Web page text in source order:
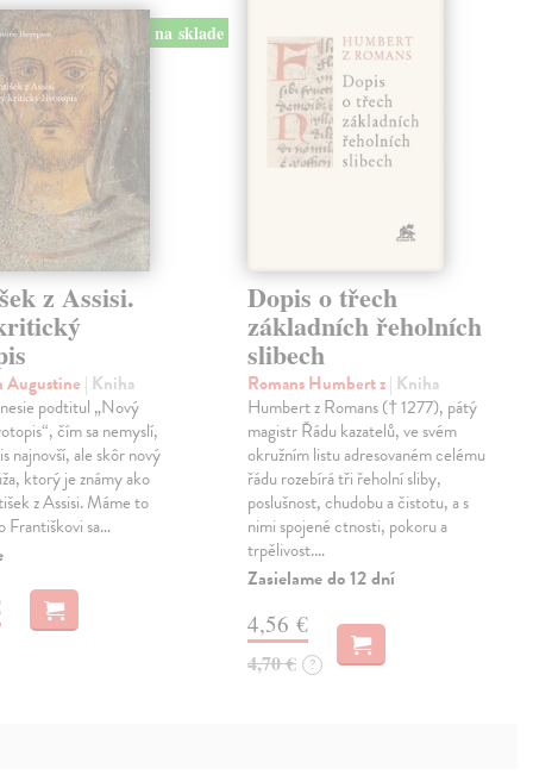
na sklade
z Assisi.
Augustine | Kniha
podtitul „Nový
čím sa nemyslí,
najnovší, ale skôr nový
ktorý je známy ako
z Assisi. Máme to
Františkovi sa…
Dopis o třech
základních řeholních
slibech
Romans Humbert z| Kniha
Humbert z Romans († 1277), pátý
magistr Řádu kazatelů, ve svém
okružním listu adresovaném celému
řádu rozebírá tři řeholní sliby,
poslušnost, chudobu a čistotu, a s
nimi spojené ctnosti, pokoru a
trpělivost.…
Zasielame do 12 dní
4,56 €
4,70 € ?